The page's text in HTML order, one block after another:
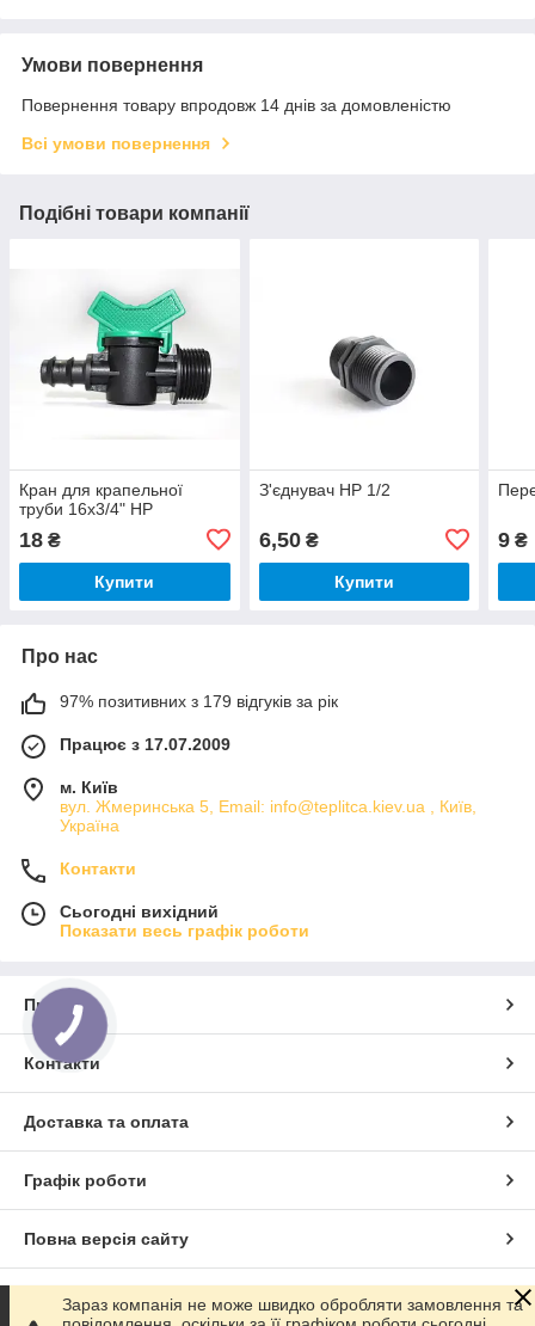
Умови повернення
Повернення товару впродовж 14 днів за домовленістю
Всі умови повернення
Подібні товари компанії
Кран для крапельної
труби 16х3/4" НР
18 ₴
Купити
З'єднувач НР 1/2
6,50₴
Купити
9 ₴
Про нас
97% позитивних з 179 відгуків за рік
Працює з 17.07.2009
м. Київ
вул. Жмеринська 5, Email: info@teplitca.kiev.ua , Київ,
Україна
Контакти
Сьогодні вихідний
Показати весь графік роботи
Про нас
Контакти
Доставка та оплата
Графік роботи
Повна версія сайту
Сайт створено на маркетплейсі Prom.ua
Зараз компанія не може швидко обробляти замовлення та